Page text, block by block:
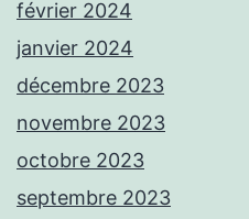
février 2024
janvier 2024
décembre 2023
novembre 2023
octobre 2023
septembre 2023